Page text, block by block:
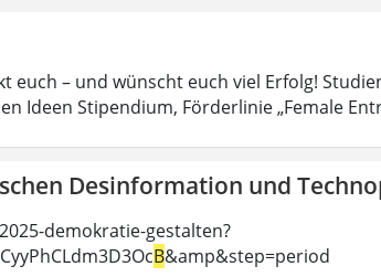
euch – und wünscht euch viel Erfolg!
Ideen Stipendium, Förderlinie „Female
Desinformation und
demokratie-gestalten?
B&amp&step=period